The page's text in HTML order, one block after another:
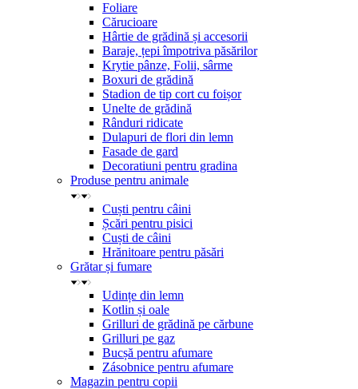
Foliare
Cărucioare
Hârtie de grădină și accesorii
Baraje, țepi împotriva păsărilor
Krytie pânze, Folii, sârme
Boxuri de grădină
Stadion de tip cort cu foișor
Unelte de grădină
Rânduri ridicate
Dulapuri de flori din lemn
Fasade de gard
Decoratiuni pentru gradina
Produse pentru animale
Cuști pentru câini
Șcări pentru pisici
Cuști de câini
Hrănitoare pentru păsări
Grătar și fumare
Udințe din lemn
Kotlin și oale
Grilluri de grădină pe cărbune
Grilluri pe gaz
Bucșă pentru afumare
Zásobnice pentru afumare
Magazin pentru copii